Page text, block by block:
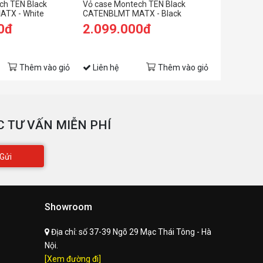
dài tối đa
400mm
TEN Black
- White
Thêm vào giỏ
Vỏ case Montech TEN Black
CATENBLMT MATX - Black
2.099.000đ
Liên hệ Thêm vào giỏ
TƯ VẤN MIỄN PHÍ
Gửi
Showroom
Địa chỉ: số 37-39 Ngõ 29 Mạc Thái Tông - Hà
Nội.
[Xem đường đi]